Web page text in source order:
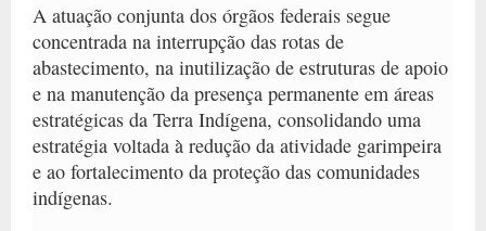
A atuação conjunta dos órgãos federais segue
concentrada na interrupção das rotas de
abastecimento, na inutilização de estruturas de apoio
e na manutenção da presença permanente em áreas
estratégicas da Terra Indígena, consolidando uma
estratégia voltada à redução da atividade garimpeira
e ao fortalecimento da proteção das comunidades
indígenas.